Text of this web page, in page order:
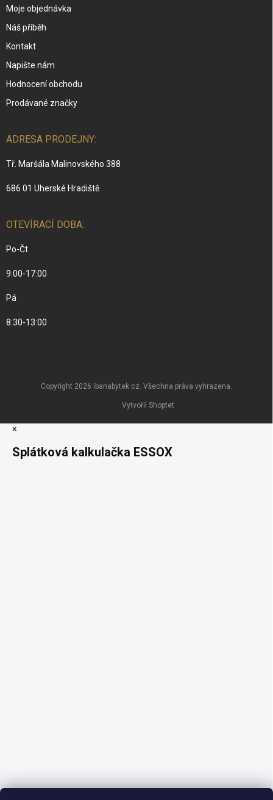
Moje objednávka
Náš příběh
Kontakt
Napište nám
Hodnocení obchodu
Prodávané značky
ADRESA PRODEJNY:
Tř. Maršála Malinovského 388
686 01 Uherské Hradiště
OTEVÍRACÍ DOBA:
Po-Čt
9:00-17:00
Pá
8:30-13:00
Vytvořil Shoptet
Copyright 2026 ibanabytek.cz. Všechna práva vyhrazena.
×
Splátková kalkulačka ESSOX